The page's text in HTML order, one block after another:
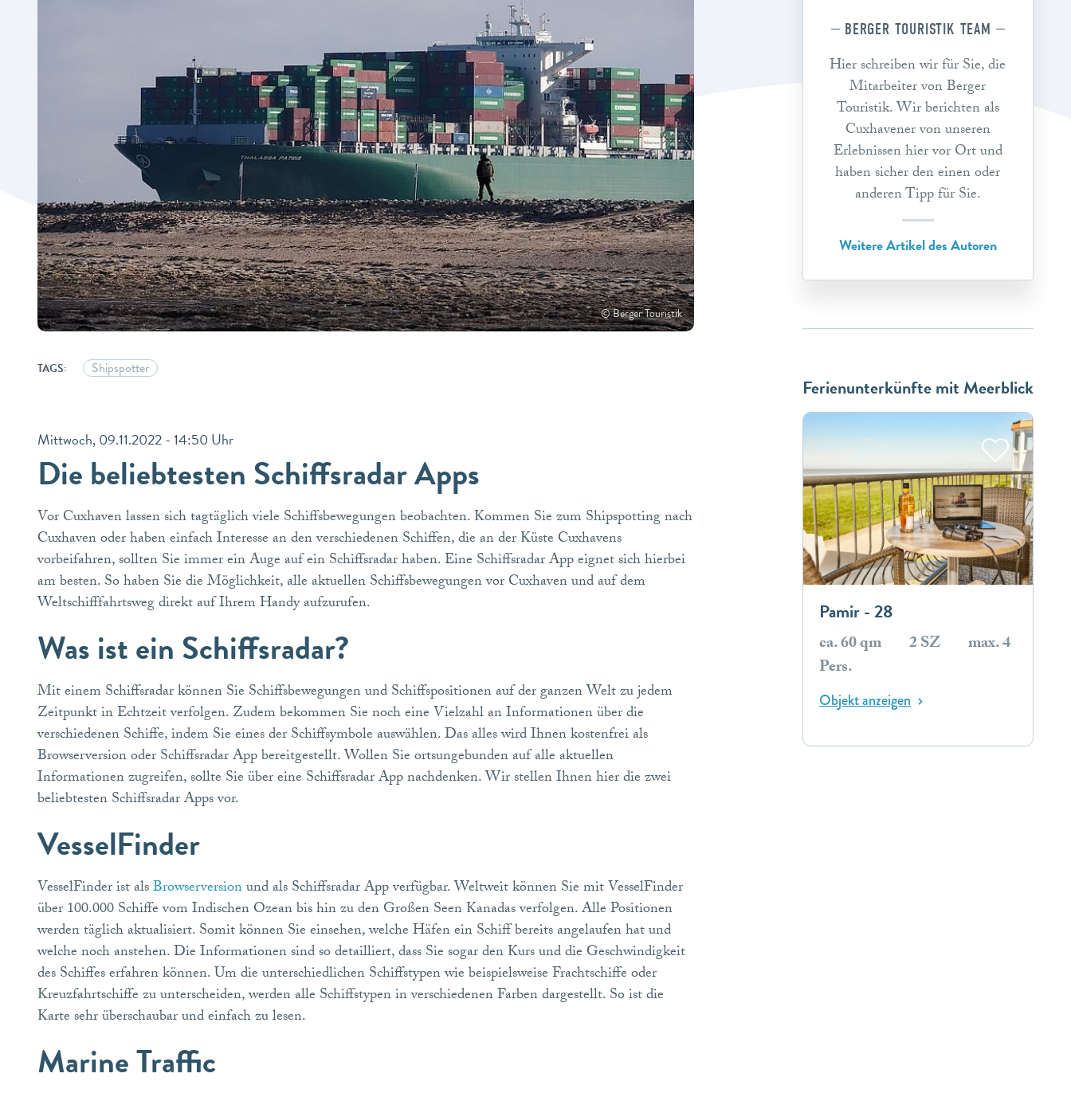
© Berger Touristik
TAGS: Shipspotter
Mittwoch, 09.11.2022 - 14:50 Uhr
Die beliebtesten Schiffsradar Apps
Vor Cuxhaven lassen sich tagtäglich viele Schiffsbewegungen beobachten. Kommen Sie zum Shipspotting nach
Cuxhaven oder haben einfach Interesse an den verschiedenen Schiffen, die an der Küste Cuxhavens
vorbeifahren, sollten Sie immer ein Auge auf ein Schiffsradar haben. Eine Schiffsradar App eignet sich hierbei
am besten. So haben Sie die Möglichkeit, alle aktuellen Schiffsbewegungen vor Cuxhaven und auf dem
Weltschifffahrtsweg direkt auf Ihrem Handy aufzurufen.
Was ist ein Schiffsradar?
Mit einem Schiffsradar können Sie Schiffsbewegungen und Schiffspositionen auf der ganzen Welt zu jedem
Zeitpunkt in Echtzeit verfolgen. Zudem bekommen Sie noch eine Vielzahl an Informationen über die
verschiedenen Schiffe, indem Sie eines der Schiffsymbole auswählen. Das alles wird Ihnen kostenfrei als
Browserversion oder Schiffsradar App bereitgestellt. Wollen Sie ortsungebunden auf alle aktuellen
Informationen zugreifen, sollte Sie über eine Schiffsradar App nachdenken. Wir stellen Ihnen hier die zwei
beliebtesten Schiffsradar Apps vor.
VesselFinder
VesselFinder ist alsBrowserversionund als Schiffsradar App verfügbar. Weltweit können Sie mit VesselFinder
über 100.000 Schiffe vom Indischen Ozean bis hin zu den Großen Seen Kanadas verfolgen. Alle Positionen
werden täglich aktualisiert. Somit können Sie einsehen, welche Häfen ein Schiff bereits angelaufen hat und
welche noch anstehen. Die Informationen sind so detailliert, dass Sie sogar den Kurs und die Geschwindigkeit
des Schiffes erfahren können. Um die unterschiedlichen Schiffstypen wie beispielsweise Frachtschiffe oder
Kreuzfahrtschiffe zu unterscheiden, werden alle Schiffstypen in verschiedenen Farben dargestellt. So ist die
Karte sehr überschaubar und einfach zu lesen.
Marine Traffic
BERGER TOURISTIK TEAM
Hier schreiben wir für Sie, die
Mitarbeiter von Berger
Touristik. Wir berichten als
Cuxhavener von unseren
Erlebnissen hier vor Ort und
haben sicher den einen oder
anderen Tipp für Sie.
Weitere Artikel des Autoren
Ferienunterkünfte mit Meerblick
Pamir - 28
ca. 60 qm 2 SZ
max. 4
Pers.
Objekt anzeigen